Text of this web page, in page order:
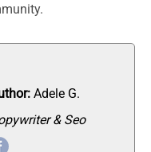
Adele G.
& Seo